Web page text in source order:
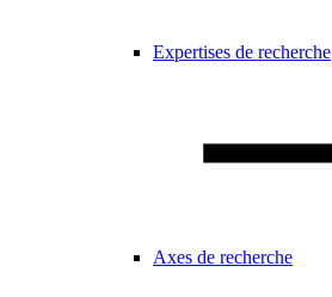
Expertises de recherche
Axes de recherche